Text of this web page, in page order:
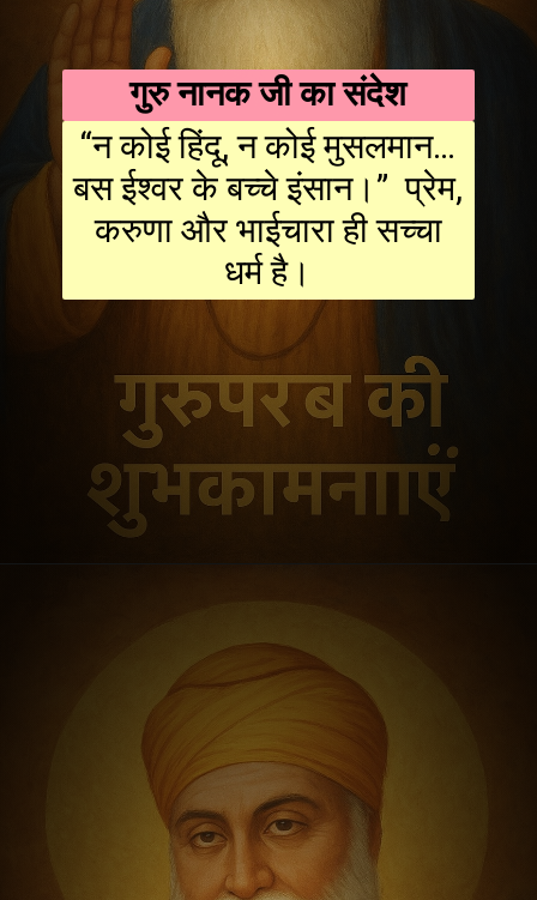
गुरु नानक जी का संदेश
“न कोई हिंदू, न कोई मुसलमान…
बस ईश्वर के बच्चे इंसान।” प्रेम,
करुणा और भाईचारा ही सच्चा
धर्म है।